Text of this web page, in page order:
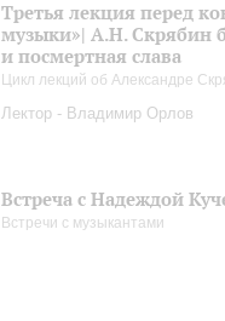
Третья лекция перед
музыки»| А.Н. Скрябин
и посмертная слава
Цикл лекций об Александре
Лектор - Владимир Орлов
Встреча с Надеждой
Встречи с музыкантами